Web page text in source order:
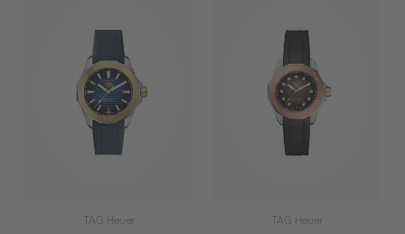
TAG Heuer TAG Heuer